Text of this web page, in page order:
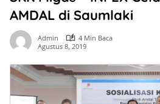
AMDAL di Saumlaki
Admin
4 Min Baca
Agustus 8, 2019